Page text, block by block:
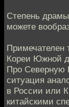
Степень
можете
Примечателен
Кореи Южной
Про Северную
ситуация
в России или
китайскими